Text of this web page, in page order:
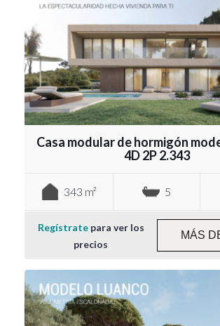
Casa modular de hormigón
4D 2P 2.343
343 m² 5
Regístratepara ver los
precios
MÁS